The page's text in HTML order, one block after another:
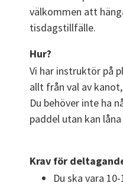
välkommen att
tisdagstillfälle.
Hur?
Vi har instruktör på
allt från val av
Du behöver inte ha
paddel utan kan
Krav för
Du ska vara